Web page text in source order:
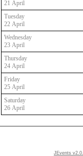
21 April
Tuesday
22 April
Wednesday
23 April
Thursday
24 April
Friday
25 April
Saturday
26 April
JEvents